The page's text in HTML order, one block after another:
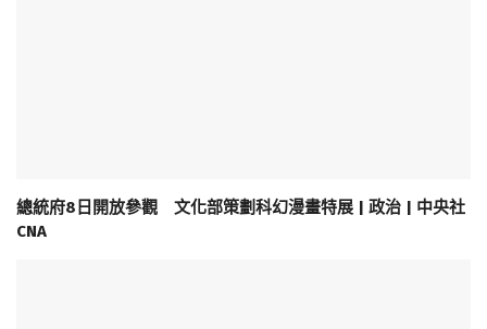
總統府8日開放參觀 文化部策劃科幻漫畫特展 | 政治 | 中央社
CNA